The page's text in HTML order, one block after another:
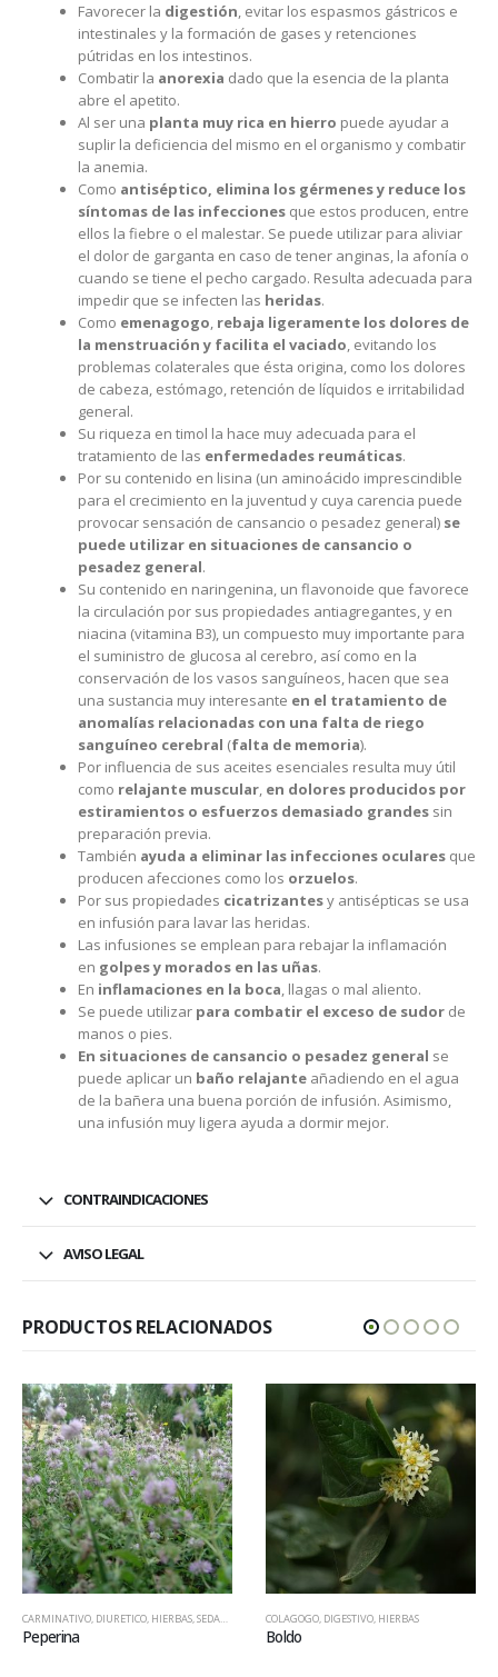
Favorecer la digestión, evitar los espasmos gástricos e
intestinales y la formación de gases y retenciones
pútridas en los intestinos.
Combatir la anorexia dado que la esencia de la planta
abre el apetito.
Al ser una planta muy rica en hierro puede ayudar a
suplir la deficiencia del mismo en el organismo y combatir
la anemia.
Como antiséptico, elimina los gérmenes y reduce los
síntomas de las infeccionesque estos producen, entre
ellos la fiebre o el malestar. Se puede utilizar para aliviar
el dolor de garganta en caso de tener anginas, la afonía o
cuando se tiene el pecho cargado. Resulta adecuada para
impedir que se infecten las heridas.
Como emenagogo, rebaja ligeramente los dolores de
la menstruación y facilita el vaciado, evitando los
problemas colaterales que ésta origina, como los dolores
de cabeza, estómago, retención de líquidos e irritabilidad
general.
Su riqueza en timol la hace muy adecuada para el
tratamiento de las enfermedades reumáticas.
Por su contenido en lisina (un aminoácido imprescindible
para el crecimiento en la juventud y cuya carencia puede
provocar sensación de cansancio o pesadez general) se
puede utilizar en situaciones de cansancio o
pesadez general.
Su contenido en naringenina, un flavonoide que favorece
la circulación por sus propiedades antiagregantes, y en
niacina (vitamina B3), un compuesto muy importante para
el suministro de glucosa al cerebro, así como en la
conservación de los vasos sanguíneos, hacen que sea
una sustancia muy interesante en el tratamiento de
anomalías relacionadas con una falta de riego
sanguíneo cerebral (falta de memoria).
Por influencia de sus aceites esenciales resulta muy útil
como relajante muscular, en dolores producidos por
estiramientos o esfuerzos demasiado grandessin
preparación previa.
También ayuda a eliminar las infecciones ocularesque
producen afecciones como los orzuelos.
Por sus propiedades cicatrizantesy antisépticas se usa
en infusión para lavar las heridas.
Las infusiones se emplean para rebajar la inflamación
en golpes y morados en las uñas.
En inflamaciones en la boca, llagas o mal aliento.
Se puede utilizar para combatir el exceso de sudorde
manos o pies.
En situaciones de cansancio o pesadez general se
puede aplicar un baño relajanteañadiendo en el agua
de la bañera una buena porción de infusión. Asimismo,
una infusión muy ligera ayuda a dormir mejor.
CONTRAINDICACIONES
AVISO LEGAL
PRODUCTOS RELACIONADOS
,DIURETICO,HIERBAS,SEDANTE NERVIOSO COLAGOGO,DIGESTIVO,HIERBAS